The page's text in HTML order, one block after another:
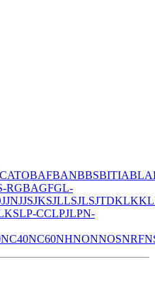
ATOBAFBANBBSBITIABLA
RGBAGFGL-
JJNJJSJKSJLLSJLSJTDKLK
LP-CCLPJLPN-
NC40NC60NHNONNOSNRF